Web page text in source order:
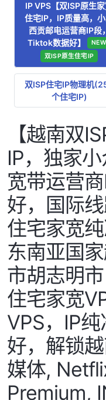
IP VPS【双ISP原生
住宅IP，IP质量高，
西贡邮电运营商IP段，
Tiktok数据好】
NEW
双ISP原生住宅IP
双ISP住宅IP物理机
个住宅IP)
【越南双
IP，独家
宽带运营
好，国际
住宅家宽
东南亚国
市胡志明
住宅家宽
VPS，IP
好，解锁
媒体,
Premium,